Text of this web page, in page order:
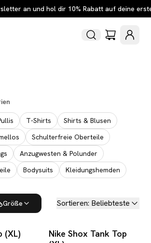
an und hol dir 10% Rabatt auf deine
T-Shirts
Shirts & Blusen
Schulterfreie Oberteile
Anzugwesten & Polunder
Bodysuits Kleidungshemden
Größe Sortieren: Beliebteste
(XL)
Nike Shox Tank Top